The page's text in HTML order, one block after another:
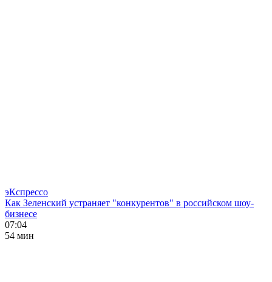
эКспрессо
Как Зеленский устраняет "конкурентов" в российском шоу-
бизнесе
07:04
54 мин